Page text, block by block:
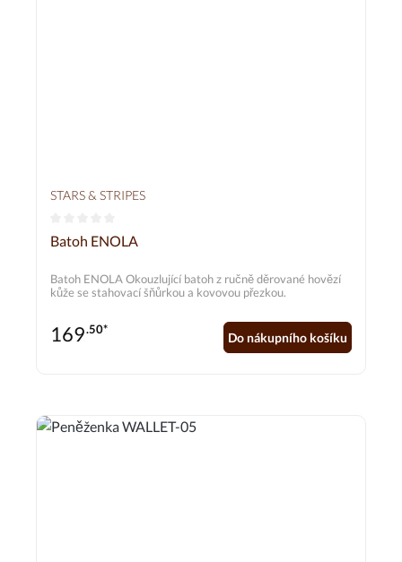
STARS & STRIPES
Průměrné hodnocení 0 z 5 hvězd
Batoh ENOLA
Batoh ENOLA Okouzlující batoh z ručně děrované hovězí
kůže se stahovací šňůrkou a kovovou přezkou.
169.50*
Do nákupního košíku